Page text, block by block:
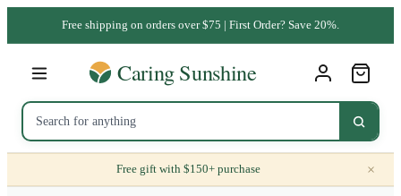
Free shipping on orders over $75 | First Order? Save 20%.
Free gift with $150+ purchase ×